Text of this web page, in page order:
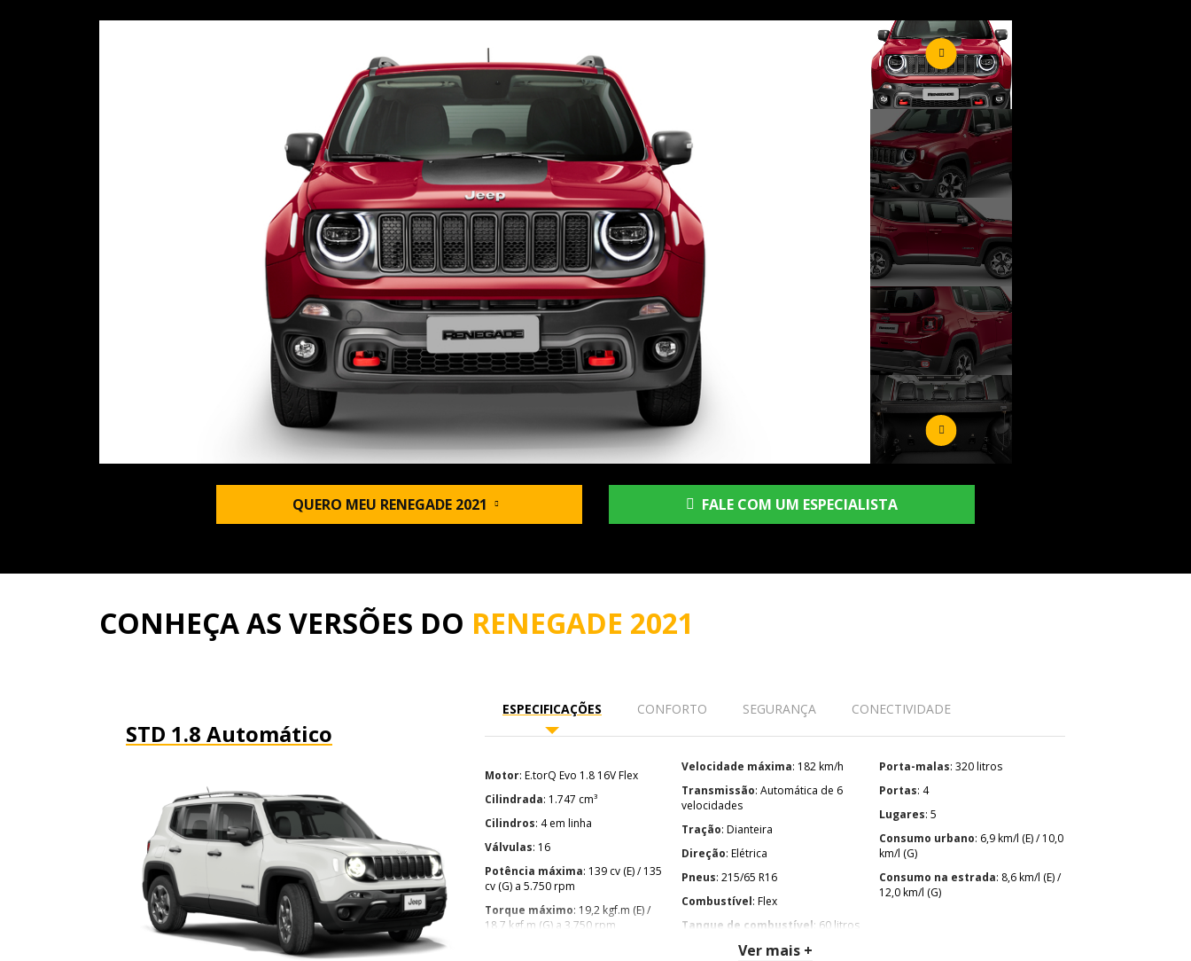
QUERO MEU RENEGADE 2021 FALE COM UM ESPECIALISTA
CONHEÇA AS VERSÕES DO RENEGADE 2021
STD 1.8 Automático
ESPECIFICAÇÕES CONFORTO SEGURANÇA CONECTIVIDADE
Motor : E.torQ Evo 1.8 16V Flex
Cilindrada : 1.747 cm³
Cilindros : 4 em linha
Válvulas : 16
Potência máxima: 139 cv (E) / 135
cv (G) a 5.750 rpm
Torque máximo: 19,2 kgf.m (E) /
18,7 kgf.m (G) a 3.750 rpm
Velocidade máxima : 182 km/h
Transmissão: Automática de 6
velocidades
Tração : Dianteira
Direção : Elétrica
Pneus : 215/65 R16
Combustível : Flex
Tanque de combustível : 60 litros
Porta-malas : 320 litros
Portas : 4
Lugares : 5
Consumo urbano: 6,9 km/l (E) / 10,0
km/l (G)
Consumo na estrada: 8,6 km/l (E) /
12,0 km/l (G)
Ver mais +